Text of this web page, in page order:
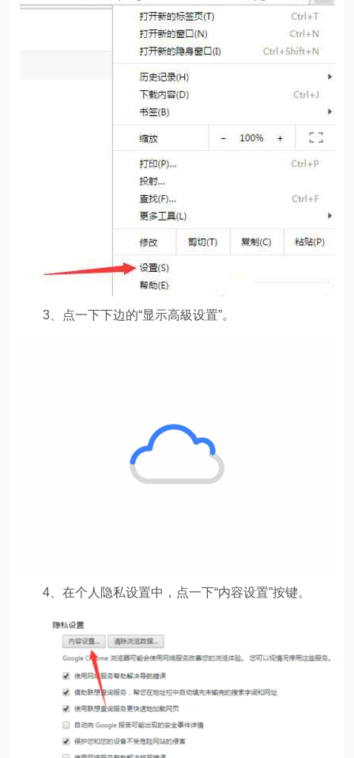
3、点一下下边的“显示高級设置”。
4、在个人隐私设置中，点一下“内容设置”按键。